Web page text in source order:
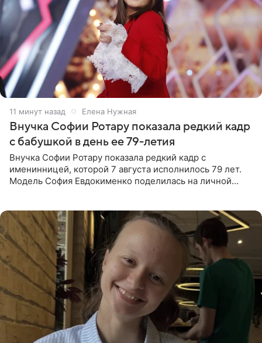
11 минут назад Елена Нужная
Внучка Софии Ротару показала редкий кадр
с бабушкой в день ее 79-летия
Внучка Софии Ротару показала редкий кадр с
именинницей, которой 7 августа исполнилось 79 лет.
Модель София Евдокименко поделилась на личной